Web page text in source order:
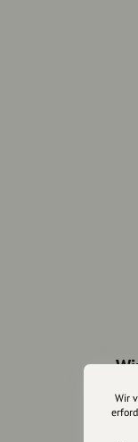
Wir